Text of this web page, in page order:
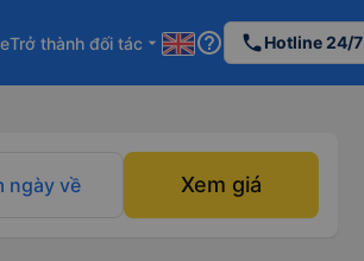
Trở thành đối tác arrow_drop_down help_outline phoneHotline 24/7
ngày về Xem giá